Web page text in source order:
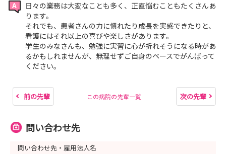
日々の業務は大変なことも多く、正直悩むこともたくさんあ
ります。
それでも、患者さんの力に慣れたり成長を実感できたりと、
看護にはそれ以上の喜びや楽しさがあります。
学生のみなさんも、勉強に実習に心が折れそうになる時があ
るかもしれませんが、無理せずご自身のペースでがんばって
ください。
前の先輩 この病院の先輩一覧 次の先輩
問い合わせ先
問い合わせ先・雇用法人名